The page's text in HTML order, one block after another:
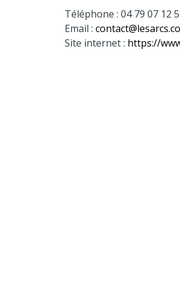
Téléphone : 04 79 07 12
Email :
Site internet : https://